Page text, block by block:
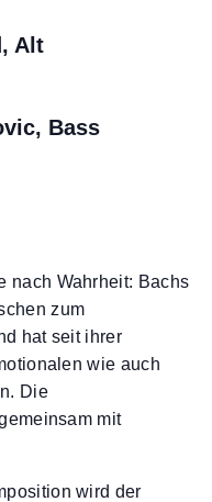
Alt
Bass
nach Wahrheit: Bachs
zum
hat seit ihrer
wie auch
Die
mit
wird der